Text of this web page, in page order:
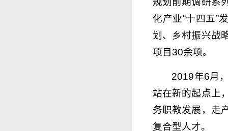
化产业“十四五”
划、乡村振兴战
项目30余项。
2019年6月
站在新的起点上
务职教发展，走
复合型人才。